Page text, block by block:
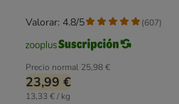
Precio normal 25,98 €
23,99 €
13,33 € / kg
Valorar: 4.8/5 (607)